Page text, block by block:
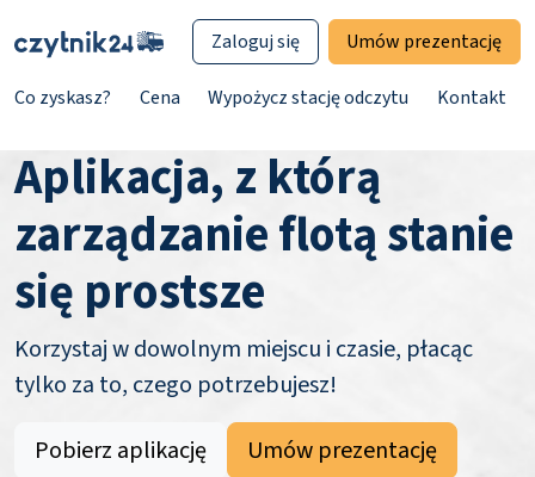
Co zyskasz? Cena Wypożycz stację odczytu Kontakt
Zaloguj się Umów prezentację
Aplikacja, z którą
zarządzanie flotą stanie
się prostsze
Korzystaj w dowolnym miejscu i czasie, płacąc
tylko za to, czego potrzebujesz!
Pobierz aplikację
Umów prezentację